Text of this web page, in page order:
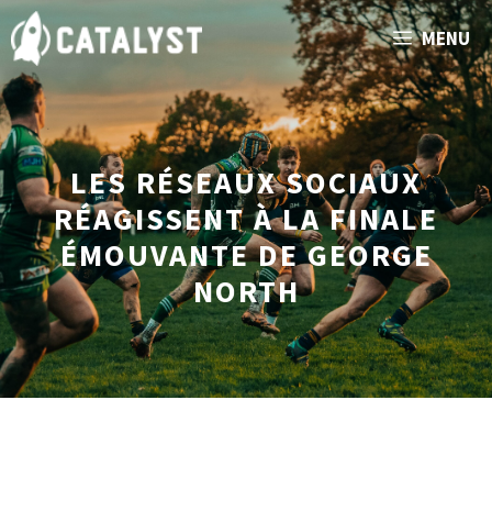
Aller
au
contenu
MENU
LES RÉSEAUX SOCIAUX
RÉAGISSENT À LA FINALE
ÉMOUVANTE DE GEORGE
NORTH